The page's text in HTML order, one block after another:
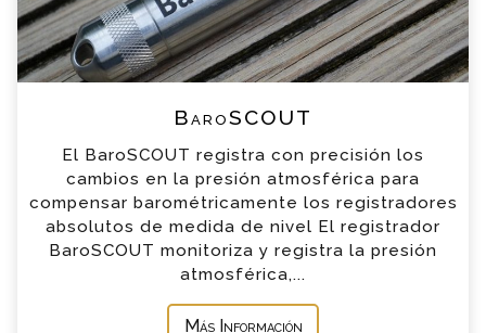
BaroSCOUT
El BaroSCOUT registra con precisión los
cambios en la presión atmosférica para
compensar barométricamente los registradores
absolutos de medida de nivel El registrador
BaroSCOUT monitoriza y registra la presión
atmosférica,...
Más Información
Email
*
Empresa
*
Mensaje
*